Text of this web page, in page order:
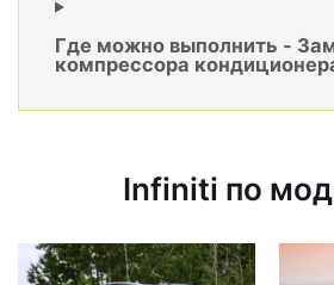
Где можно выполнить -
компрессора
Infiniti по